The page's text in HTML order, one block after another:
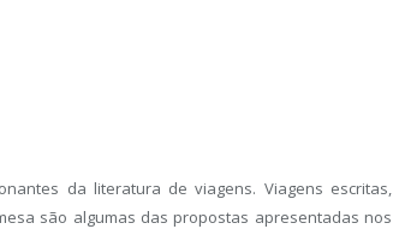
da literatura de viagens. Viagens escritas,
são algumas das propostas apresentadas nos